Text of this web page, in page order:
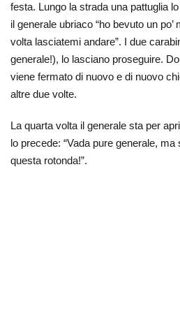
festa. Lungo la strada una pattuglia
il generale ubriaco “ho bevuto un
volta lasciatemi andare”. I due
generale!), lo lasciano proseguire.
viene fermato di nuovo e di nuovo
altre due volte.
La quarta volta il generale sta per
lo precede: “Vada pure generale,
questa rotonda!”.